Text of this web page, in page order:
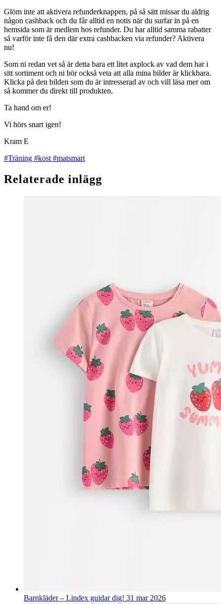
Glöm inte att aktivera refunderknappen, på så sätt missar du aldrig
någon cashback och du får alltid en notis när du surfar in på en
hemsida som är medlem hos refunder. Du har alltid samma rabatter
så varför inte få den där extra cashbacken via refunder? Aktivera
nu!
Som ni redan vet så är detta bara ett litet axplock av vad dem har i
sitt sortiment och ni bör också veta att alla mina bilder är klickbara.
Klicka på den bilden som du är intresserad av och vill läsa mer om
så kommer du direkt till produkten.
Ta hand om er!
Vi hörs snart igen!
Kram E
#Träning #kost#matsmart
Relaterade inlägg
Barnkläder – Lindex guidar dig! 31 mar 2026